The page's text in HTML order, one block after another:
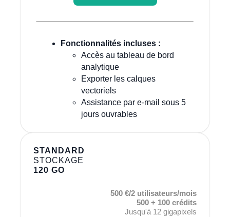
Fonctionnalités incluses :
Accès au tableau de bord
analytique
Exporter les calques
vectoriels
Assistance par e-mail sous 5
jours ouvrables
STANDARD
STOCKAGE
120 GO
500 €/2 utilisateurs/mois
500 + 100 crédits
Jusqu'à 12 gigapixels